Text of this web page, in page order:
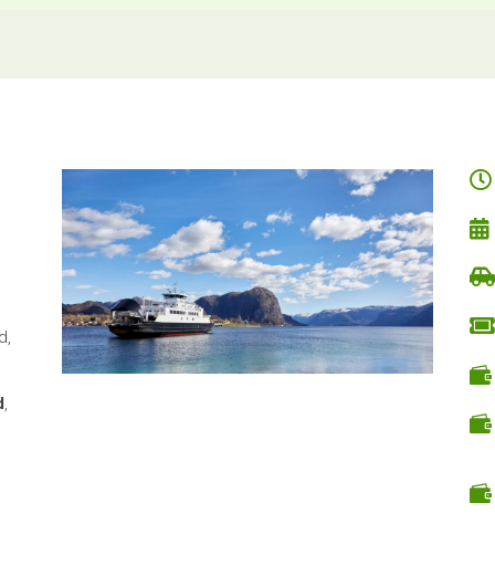
,





